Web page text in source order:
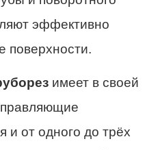
эффективно
поверхности.
имеет в своей
и от одного до трёх